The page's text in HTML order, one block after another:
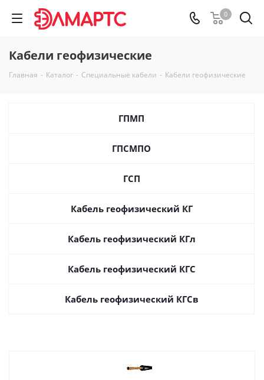
0
Кабели геофизические
Главная - Каталог - Специальные кабели - Кабели геофизические
ГПМП
ГПСМПО
ГСП
Кабель геофизический КГ
Кабель геофизический КГл
Кабель геофизический КГС
Кабель геофизический КГСв